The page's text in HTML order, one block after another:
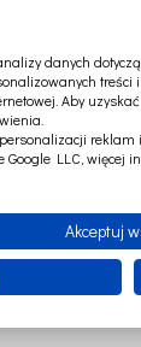
danych
Aby
LLC, więcej
Akceptuj